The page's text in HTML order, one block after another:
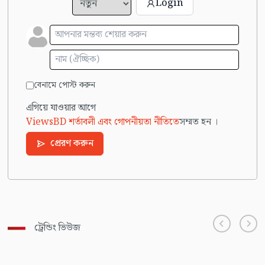
Login
বেনামে পোস্ট করুন
এগিয়ে যাওয়ার আগে
ViewsBD শর্তাবলী এবং গোপনীয়তা নীতিতেসম্মত হন ।
প্রেরণ করুন
ট্রেন্ডিং ভিউজ